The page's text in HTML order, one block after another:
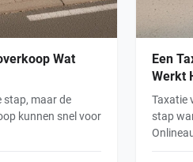
Wat
stap, maar de
kunnen snel voor
Een
Werkt
Taxatie
stap